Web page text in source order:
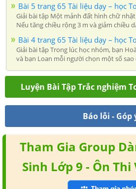
Bài 5 trang 65 Tài liệu dạy – học
Giải bài tập Một mảnh đất hình chữ
Nếu tăng chiều rộng 3 m và giảm chiều
Bài 4 trang 65 Tài liệu dạy – học
Giải bài tập Trong lúc học nhóm, bạn
và bạn Loan mỗi người chọn một số sao
Luyện Bài Tập Trắc nghiệm
Báo lỗi - Góp
Tham Gia Group
Sinh Lớp 9 - Ôn Thi